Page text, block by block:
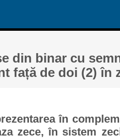
din binar cu
față de doi (2) în
în
zece, în sistem